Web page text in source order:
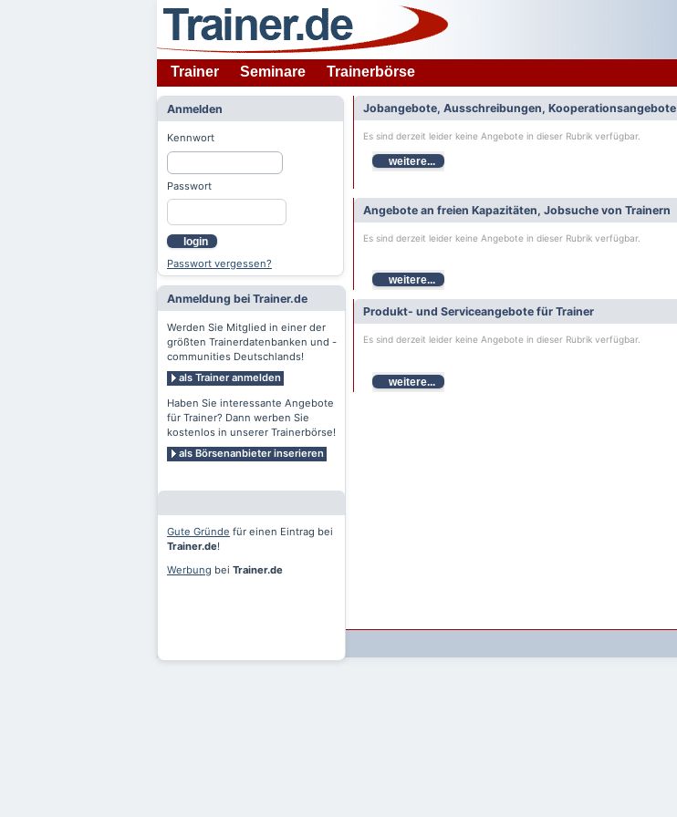
Trainer Seminare Trainerbörse
Anmelden
Kennwort
Passwort
login
Passwort vergessen?
Anmeldung bei Trainer.de
Werden Sie Mitglied in einer der
größten Trainerdatenbanken und -
communities Deutschlands!
als Trainer anmelden
Haben Sie interessante Angebote
für Trainer? Dann werben Sie
kostenlos in unserer Trainerbörse!
als Börsenanbieter inserieren
Gute Gründe für einen Eintrag bei
Trainer.de!
Werbung bei Trainer.de
Jobangebote, Ausschreibungen, Kooperationsangebote
Es sind derzeit leider keine Angebote in dieser Rubrik verfügbar.
weitere...
Angebote an freien Kapazitäten, Jobsuche von Trainern
Es sind derzeit leider keine Angebote in dieser Rubrik verfügbar.
weitere...
Produkt- und Serviceangebote für Trainer
Es sind derzeit leider keine Angebote in dieser Rubrik verfügbar.
weitere...